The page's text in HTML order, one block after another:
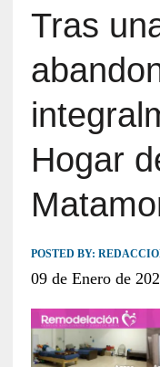
Tras
Hogar
POSTED BY:
09 de Enero de